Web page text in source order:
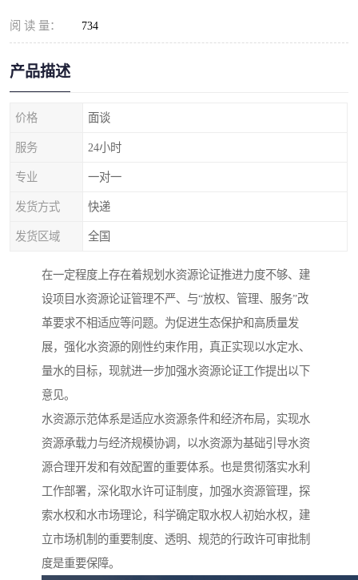
阅 读 量： 734
产品描述
价格 面谈
服务 24小时
专业 一对一
发货方式 快递
发货区域 全国
在一定程度上存在着规划水资源论证推进力度不够、建
设项目水资源论证管理不严、与“放权、管理、服务”改
革要求不相适应等问题。为促进生态保护和高质量发
展，强化水资源的刚性约束作用，真正实现以水定水、
量水的目标，现就进一步加强水资源论证工作提出以下
意见。
水资源示范体系是适应水资源条件和经济布局，实现水
资源承载力与经济规模协调，以水资源为基础引导水资
源合理开发和有效配置的重要体系。也是贯彻落实水利
工作部署，深化取水许可证制度，加强水资源管理，探
索水权和水市场理论，科学确定取水权人初始水权，建
立市场机制的重要制度、透明、规范的行政许可审批制
度是重要保障。